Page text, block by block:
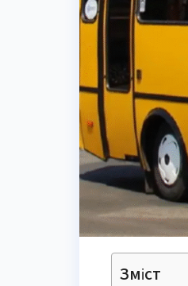
Зміст